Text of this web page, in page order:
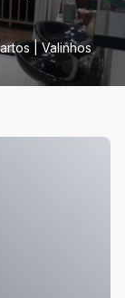
| Valinhos